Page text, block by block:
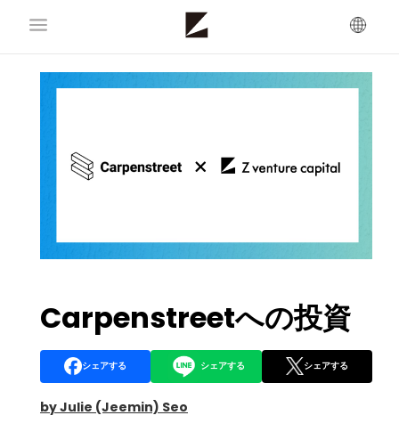
Carpenstreetへの投資
シェアする シェアする シェアする
by Julie (Jeemin) Seo